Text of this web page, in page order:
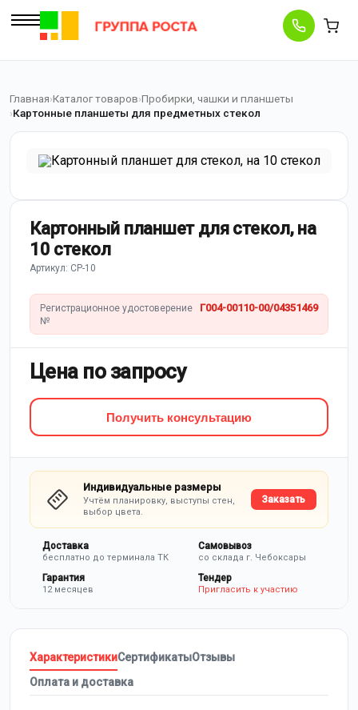
Главная Каталог товаров Пробирки, чашки и планшеты
Картонные планшеты для предметных стекол
Картонный планшет для стекол, на
10 стекол
Артикул: СР-10
Регистрационное удостоверение
№
Г004-00110-00/04351469
Цена по запросу
Получить консультацию
Индивидуальные размеры
Учтём планировку, выступы стен,
выбор цвета.
Заказать
Доставка
бесплатно до терминала ТК
Самовывоз
со склада г. Чебоксары
Гарантия
12 месяцев
Тендер
Пригласить к участию
ХарактеристикиСертификатыОтзывы
Оплата и доставка